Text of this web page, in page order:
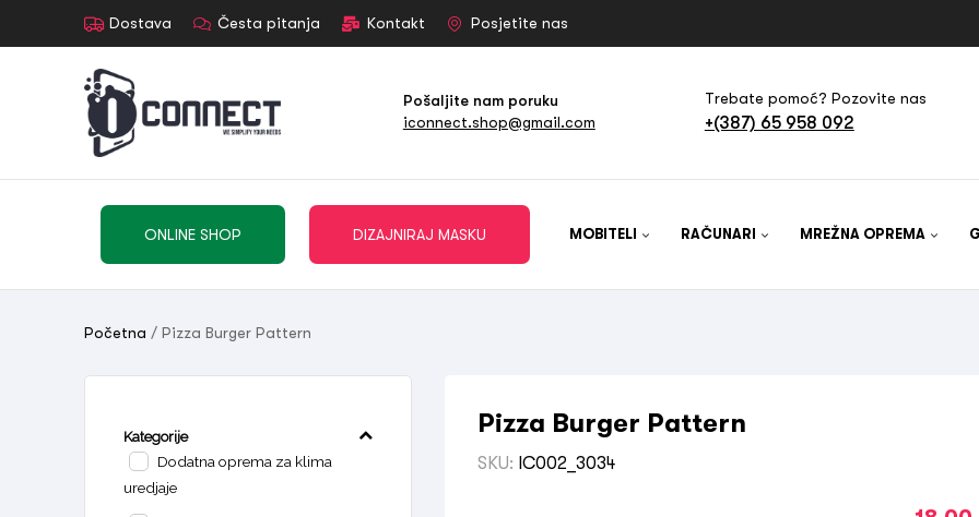
Dostava Česta pitanja Kontakt Posjetite nas
Pošaljite nam poruku
iconnect.shop@gmail.com
Trebate pomoć? Pozovite nas
+(387) 65 958 092
ONLINE SHOP DIZAJNIRAJ MASKU MOBITELI RAČUNARI MREŽNA OPREMA
Početna / Pizza Burger Pattern
Pizza Burger Pattern
SKU: IC002_3034
Kategorije
Dodatna oprema za klima
uredjaje